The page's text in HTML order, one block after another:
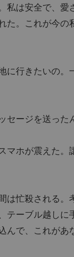
は安全で、愛
。これが今の
に行きたいの
セージを送っ
マホが震えた
は忙殺される。
ーブル越しに
んで、これが